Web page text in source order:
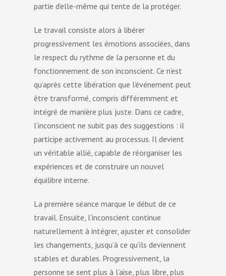
partie d’elle-même qui tente de la protéger.
Le travail consiste alors à libérer
progressivement les émotions associées, dans
le respect du rythme de la personne et du
fonctionnement de son inconscient. Ce n’est
qu’après cette libération que l’événement peut
être transformé, compris différemment et
intégré de manière plus juste. Dans ce cadre,
l’inconscient ne subit pas des suggestions : il
participe activement au processus. Il devient
un véritable allié, capable de réorganiser les
expériences et de construire un nouvel
équilibre interne.
La première séance marque le début de ce
travail. Ensuite, l’inconscient continue
naturellement à intégrer, ajuster et consolider
les changements, jusqu’à ce qu’ils deviennent
stables et durables. Progressivement, la
personne se sent plus à l’aise, plus libre, plus